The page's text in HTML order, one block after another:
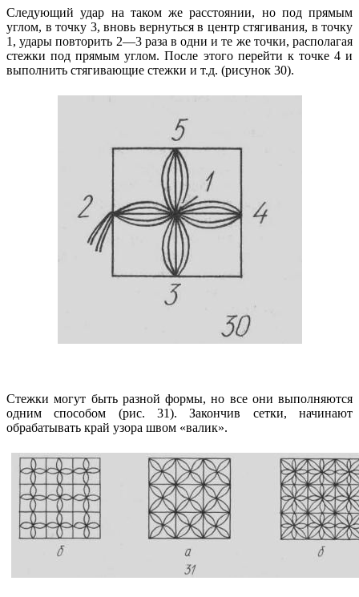
Следующий удар на таком же расстоянии, но под прямым
углом, в точку 3, вновь вернуться в центр стягивания, в точку
1, удары повторить 2—3 раза в одни и те же точки, располагая
стежки под прямым углом. После этого перейти к точке 4 и
выполнить стягивающие стежки и т.д. (рисунок 30).
Стежки могут быть разной формы, но все они выполняются
одним способом (рис. 31). Закончив сетки, начинают
обрабатывать край узора швом «валик».